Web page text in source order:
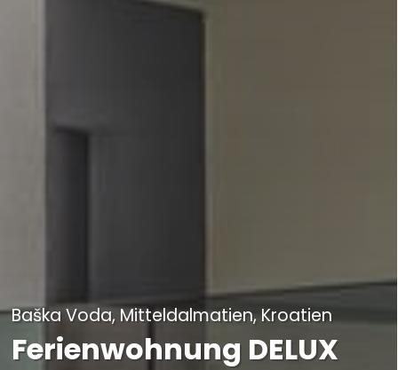
Baška Voda, Mitteldalmatien, Kroatien
Ferienwohnung DELUX